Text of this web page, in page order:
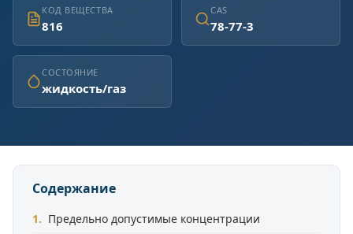
КОД ВЕЩЕСТВА
816
CAS
78-77-3
СОСТОЯНИЕ
жидкость/газ
Содержание
Предельно допустимые концентрации